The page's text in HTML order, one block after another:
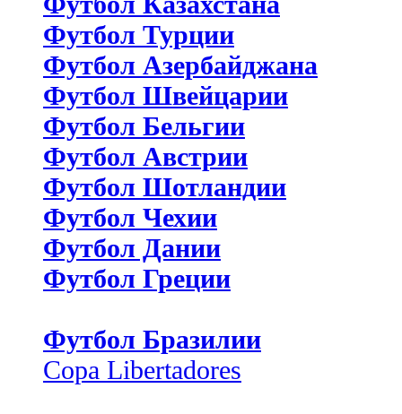
Футбол Турции
Футбол Азербайджана
Футбол Швейцарии
Футбол Бельгии
Футбол Австрии
Футбол Шотландии
Футбол Чехии
Футбол Дании
Футбол Греции
Футбол Бразилии
Copa Libertadores